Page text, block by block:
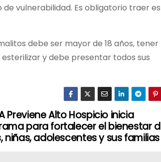
vulnerabilidad. Es obligatorio traer
debe ser mayor de 18 años, tener
y debe presentar todos sus
Previene Alto Hospicio inicia
para fortalecer el bienestar
niñas, adolescentes y sus familias